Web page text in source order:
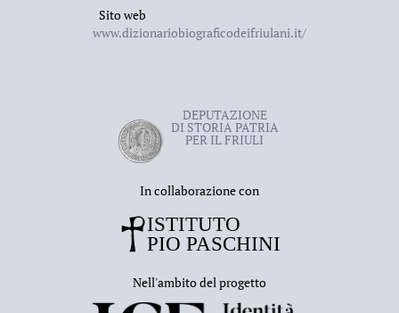
Sito web
www.dizionariobiograficodeifriulani.it/
DEPUTAZIONE
DI STORIA PATRIA
PER IL FRIULI
In collaborazione con
Nell'ambito del progetto